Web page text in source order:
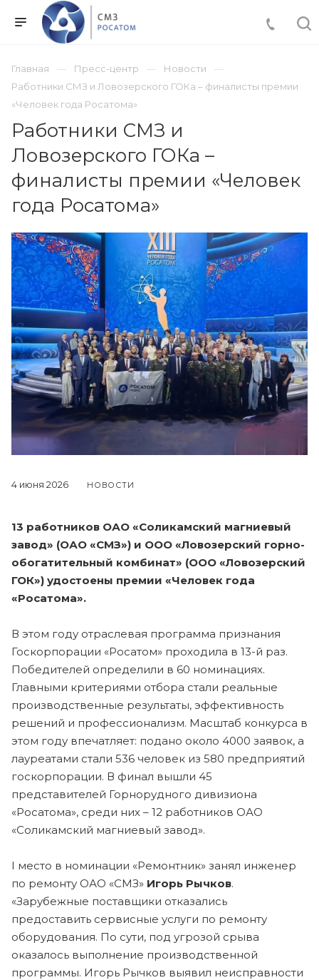
Главная Пресс-центр
Новости
Работники СМЗ и Ловозерского ГОКа – финалисты премии
«Человек года Росатома»
Работники СМЗ и
Ловозерского ГОКа –
финалисты премии «Человек
года Росатома»
4 июня 2026 НОВОСТИ
13 работников ОАО «Соликамский магниевый
завод» (ОАО «СМЗ») и ООО «Ловозерский горно-
обогатительный комбинат» (ООО «Ловозерский
ГОК») удостоены премии «Человек года
«Росатома».
В этом году отраслевая программа признания
Госкорпорации «Росатом» проходила в 13-й раз.
Победителей определили в 60 номинациях.
Главными критериями отбора стали реальные
производственные результаты, эффективность
решений и профессионализм. Масштаб конкурса в
этом году впечатляет: подано около 4000 заявок, а
лауреатами стали 536 человек из 580 предприятий
госкорпорации. В финал вышли 45
представителей Горнорудного дивизиона
«Росатома», среди них – 12 работников ОАО
«Соликамский магниевый завод».
I место в номинации «Ремонтник» занял инженер
по ремонту ОАО «СМЗ» Игорь Рычков.
«Зарубежные поставщики отказались
предоставить сервисные услуги по ремонту
оборудования. По сути, под угрозой срыва
оказалось выполнение производственной
программы. Игорь Рычков выявил неисправности